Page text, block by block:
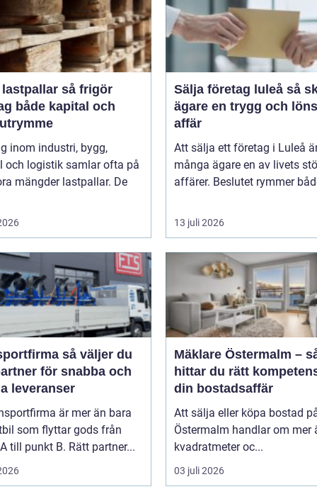
så frigör
både kapital och
inom industri, bygg,
och logistik samlar ofta på
mängder lastpallar. De
Sälja företag luleå så skapar
ägare en trygg och
affär
Att sälja ett företag i Luleå
många ägare en av livets
affärer. Beslutet rymmer
13 juli 2026
så väljer du
för snabba och
leveranser
är mer än bara
som flyttar gods från
till punkt B. Rätt partner...
Mäklare Östermalm –
hittar du rätt
din bostadsaffär
Att sälja eller köpa bostad
Östermalm handlar om mer
kvadratmeter oc...
03 juli 2026